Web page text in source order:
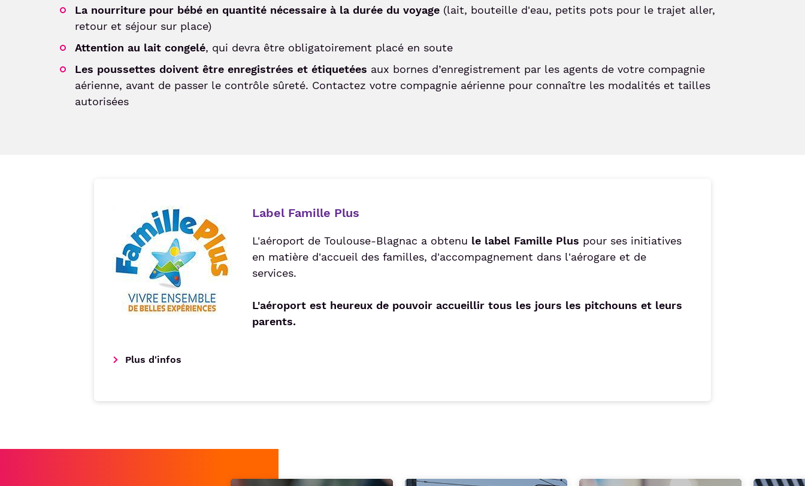
La nourriture pour bébé en quantité nécessaire à la durée du voyage (lait, bouteille d'eau, petits pots pour le trajet aller,
retour et séjour sur place)
Attention au lait congelé, qui devra être obligatoirement placé en soute
Les poussettes doivent être enregistrées et étiquetées aux bornes d’enregistrement par les agents de votre compagnie
aérienne, avant de passer le contrôle sûreté. Contactez votre compagnie aérienne pour connaître les modalités et tailles
autorisées
Label Famille Plus
L'aéroport de Toulouse-Blagnac a obtenu le label Famille Plus pour ses initiatives
en matière d'accueil des familles, d'accompagnement dans l'aérogare et de
services.
L'aéroport est heureux de pouvoir accueillir tous les jours les pitchouns et leurs
parents.
Plus d'infos